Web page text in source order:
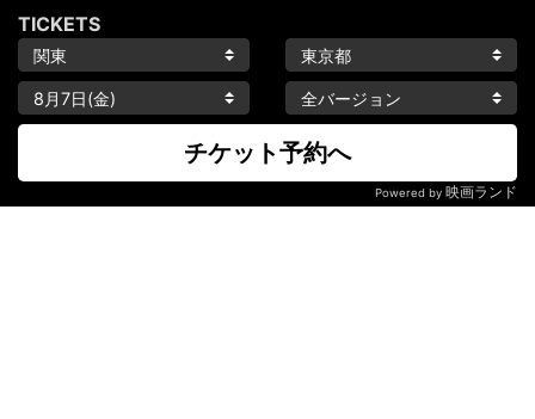
TICKETS
チケット予約へ
Powered by 映画ランド